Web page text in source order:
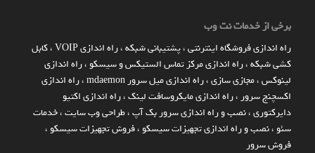
برخی از خدمات نت وب
راه اندازي فروشگاه اينترنتي،پشتیبانی شبکه،راه اندازی VOIP ،کابل
کشی شبکه،راه اندازی مرکز تماس الستیکس و سیسکو ،راه اندازی
لینوکس،مجازی سازی،راه اندازی میل سرور mdaemon ،راه اندازی
اکسچنج سرور ،راه اندازی مایکروسافت لینک،راه اندازی اکتیو
دایرکتوری،نصب و راه اندازی سرور بک آپ،طراحی وب سایت،خدمات
سئو ،نصب و راه اندازی تجهیزات سیسکو ،فروش تجهیزات سیسکو ،
فروش سرور